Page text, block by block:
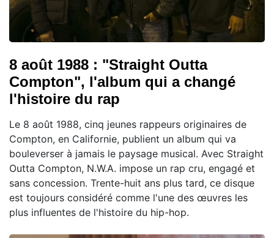
8 août 1988 : "Straight Outta
Compton", l'album qui a changé
l'histoire du rap
Le 8 août 1988, cinq jeunes rappeurs originaires de
Compton, en Californie, publient un album qui va
bouleverser à jamais le paysage musical. Avec Straight
Outta Compton, N.W.A. impose un rap cru, engagé et
sans concession. Trente-huit ans plus tard, ce disque
est toujours considéré comme l'une des œuvres les
plus influentes de l'histoire du hip-hop.